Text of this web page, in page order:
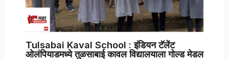
Tulsabai Kaval School : इंडियन टॅलेंट
ओलंपियाडमध्ये तुळसाबाई कावल विद्यालयाला गोल्ड मेडल